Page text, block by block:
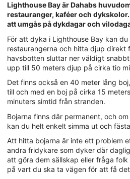
Lighthouse Bay är Dahabs
restauranger, kaféer och
att umgås på dykdagar och
För att dyka i Lighthouse Bay kan
restaurangerna och hitta djup direkt
havsbotten sluttar ner väldigt
upp till 50 meters djup på cirka tio
Det finns också en 40 meter lång
till och med en boj på cirka 15
minuters simtid från stranden.
Bojarna finns där permanent, och
kan du helt enkelt simma ut och
Att hitta bojarna är inte ett problem
andra fridykare som dyker där
att göra dem sällskap eller fråga
på vart du ska ta vägen för att få